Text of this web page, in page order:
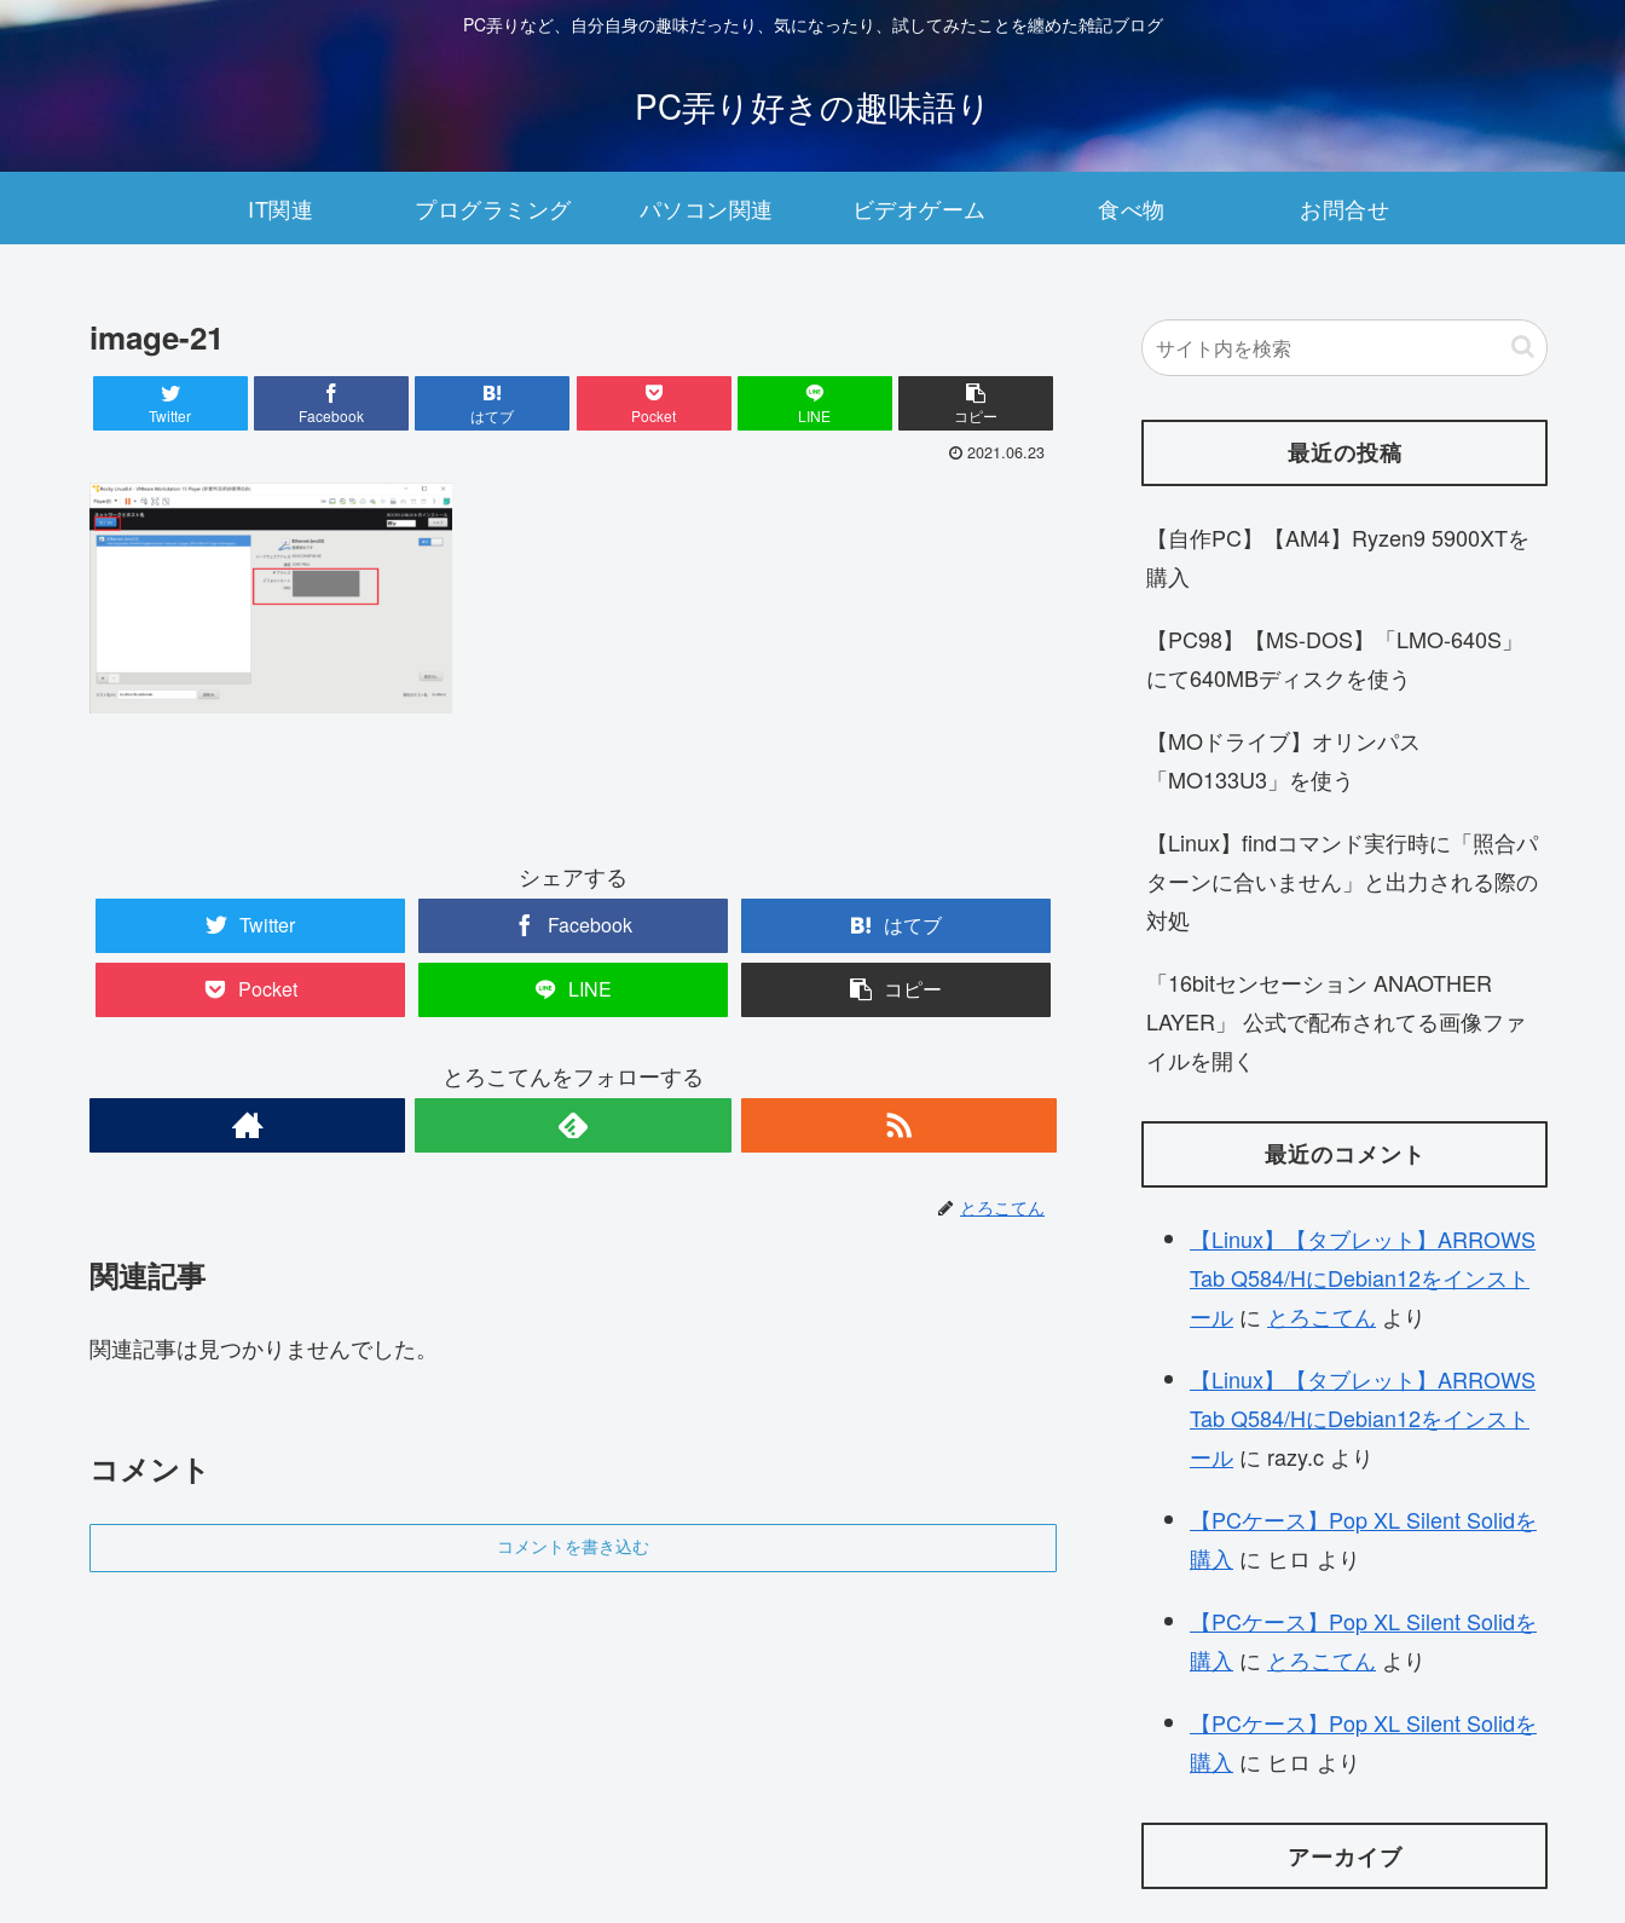
PC弄りなど、自分自身の趣味だったり、気になったり、試してみたことを纏めた雑記ブログ
PC弄り好きの趣味語り
IT関連 プログラミング パソコン関連 ビデオゲーム 食べ物 お問合せ
image-21
Twitter Facebook はてブ Pocket LINE コピー
2021.06.23
シェアする
Twitter Facebook はてブ
Pocket LINE コピー
とろこてんをフォローする
とろこてん
関連記事
関連記事は見つかりませんでした。
コメント
コメントを書き込む
最近の投稿
【自作PC】【AM4】Ryzen9 5900XTを
購入
【PC98】【MS-DOS】「LMO-640S」
にて640MBディスクを使う
【MOドライブ】オリンパス
「MO133U3」を使う
【Linux】findコマンド実行時に「照合パ
ターンに合いません」と出力される際の
対処
「16bitセンセーション ANAOTHER
LAYER」 公式で配布されてる画像ファ
イルを開く
最近のコメント
【Linux】【タブレット】ARROWS
Tab Q584/HにDebian12をインスト
ール に とろこてん より
【Linux】【タブレット】ARROWS
Tab Q584/HにDebian12をインスト
ール に razy.c より
【PCケース】Pop XL Silent Solidを
購入 に ヒロ より
【PCケース】Pop XL Silent Solidを
購入 に とろこてん より
【PCケース】Pop XL Silent Solidを
購入 に ヒロ より
アーカイブ